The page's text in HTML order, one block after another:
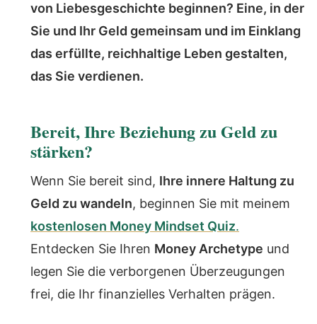
von Liebesgeschichte beginnen? Eine, in der
Sie und Ihr Geld gemeinsam und im Einklang
das erfüllte, reichhaltige Leben gestalten,
das Sie verdienen.
Bereit, Ihre Beziehung zu Geld zu
stärken?
Wenn Sie bereit sind, Ihre innere Haltung zu
Geld zu wandeln, beginnen Sie mit meinem
kostenlosen Money Mindset Quiz.
Entdecken Sie Ihren Money Archetype und
legen Sie die verborgenen Überzeugungen
frei, die Ihr finanzielles Verhalten prägen.